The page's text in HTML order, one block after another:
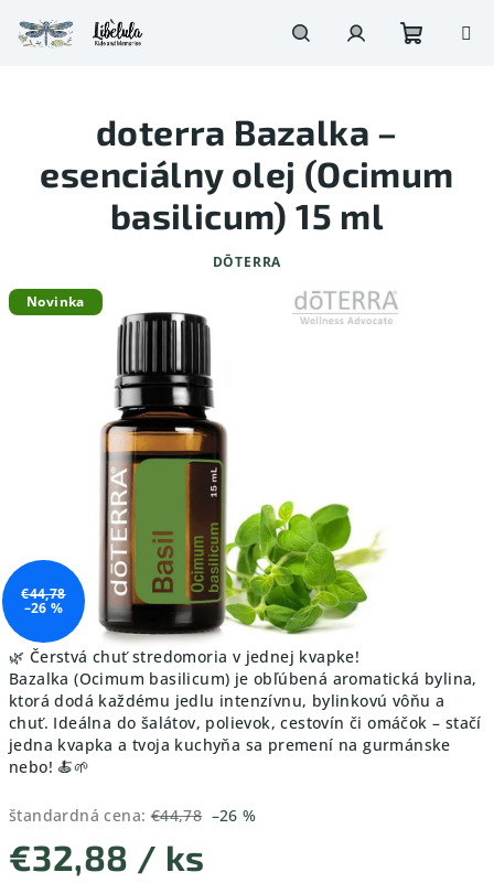
na
obsah
🌿 Čerstvá chuť stredomoria v jednej kvapke!
Bazalka (Ocimum basilicum) je obľúbená aromatická bylina,
ktorá dodá každému jedlu intenzívnu, bylinkovú vôňu a
chuť. Ideálna do šalátov, polievok, cestovín či omáčok – stačí
jedna kvapka a tvoja kuchyňa sa premení na gurmánske
nebo! 🍝🌱
štandardná cena: €44,78 –26 %
€32,88 / ks
doterra Bazalka –
esenciálny olej (Ocimum
basilicum) 15 ml
DŌTERRA
Novinka
€44,78
–26 %